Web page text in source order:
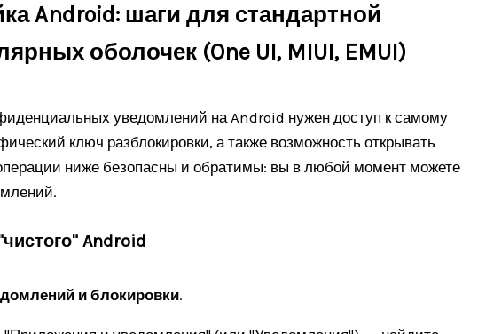
Android: шаги для стандартной
оболочек (One UI, MIUI, EMUI)
уведомлений на Android нужен доступ к самому
ключ разблокировки, а также возможность открывать
ниже безопасны и обратимы: вы в любой момент можете
Android
и блокировки.